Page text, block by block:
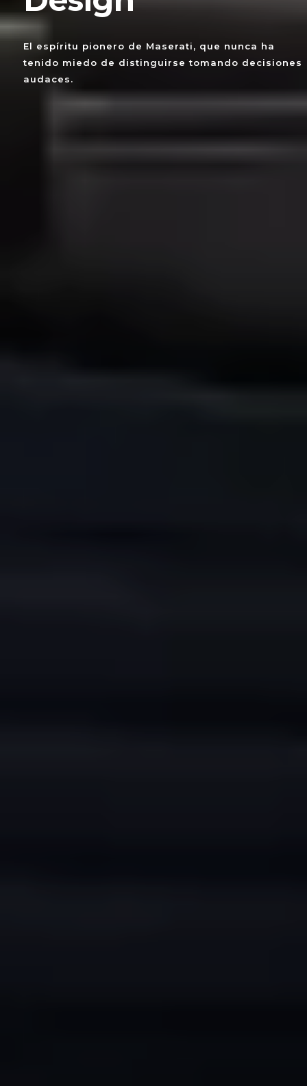
El espíritu pionero de Maserati, que nunca ha
tenido miedo de distinguirse tomando decisiones
audaces.